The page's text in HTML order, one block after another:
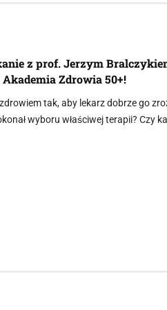
z prof. Jerzym
Zdrowia 50+!
tak, aby lekarz dobrze go
wyboru właściwej terapii? Czy